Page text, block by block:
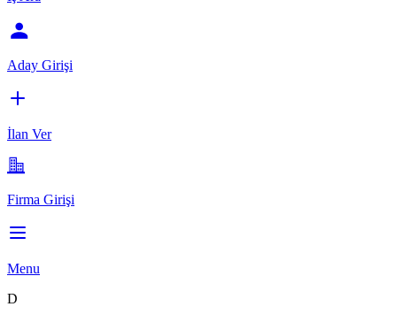
Aday Girişi
İlan Ver
Firma Girişi
Menu
D